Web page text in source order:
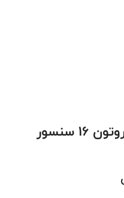
ویژگی‌های منحصر به فرد پروتون 16 سنسور